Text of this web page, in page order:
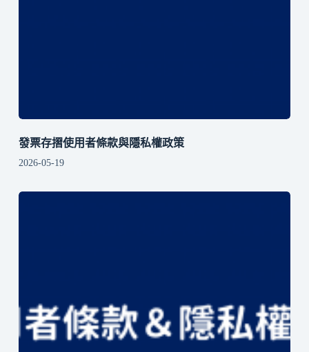
發票存摺使用者條款與隱私權政策
2026-05-19